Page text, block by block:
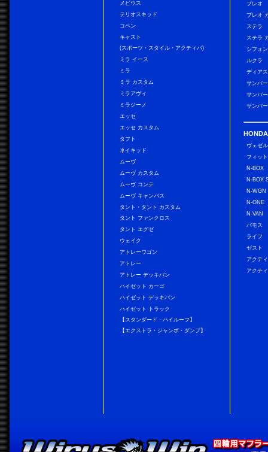
メビウス
テリオスキッド
コペン
キャスト
(スポーツ・スタイル・アクティバ)
ミラ イース
ミラ
ミラ カスタム
ミラアヴィ
ミラジーノ
エッセ
エッセ カスタム
タフト
ネイキッド
ムーヴ
ムーヴ カスタム
ムーヴ コンテ
ムーヴ キャンバス
タント・タント カスタム
タント ファンクロス
タント エグゼ
ウェイク
アトレーワゴン
アトレー
アトレー デッキバン
ハイゼット カーゴ
ハイゼット デッキバン
ハイゼット トラック
【スタンダード・ハイルーフ】
【エクストラ・ジャンボ・ダンプ】
プレオ
プレオ
ステラ
ステラ
シフォ
ルクラ
ディア
サンバ
サンバ
サンバ
HONDA
ヴェゼル
フィット
N-BOX
N-BOX
N-WGN
N-ONE
N-VAN
バモス
ライフ
ゼスト
アクテ
アクテ